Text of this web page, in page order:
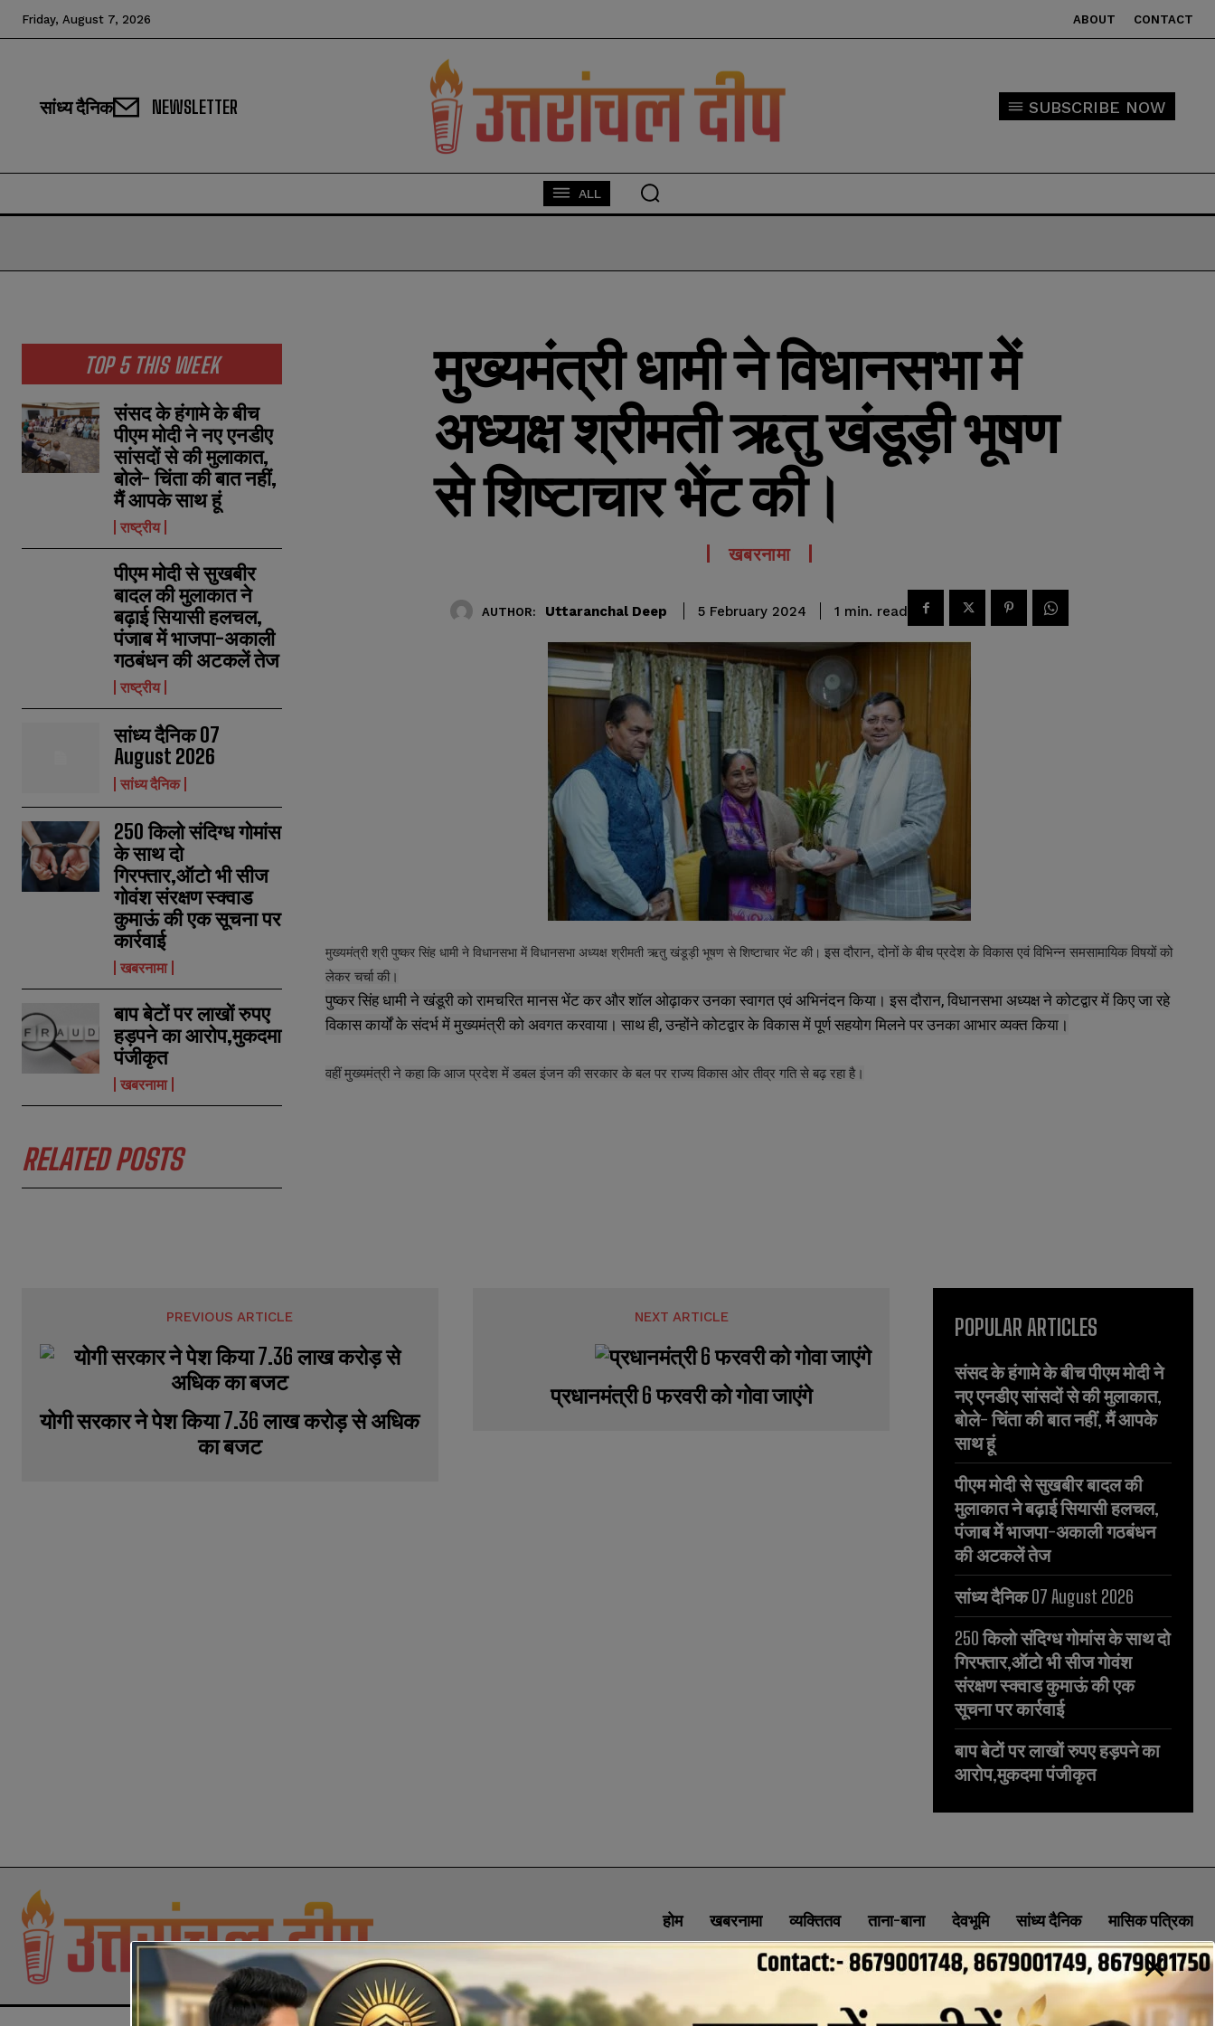
a
a
Friday, August 7, 2026 ABOUT CONTACT
सांध्य दैनिक NEWSLETTER SUBSCRIBE NOW
ALL
TOP 5 THIS WEEK
संसद के हंगामे के बीच
पीएम मोदी ने नए एनडीए
सांसदों से की मुलाकात,
बोले- चिंता की बात नहीं,
मैं आपके साथ हूं
राष्ट्रीय
पीएम मोदी से सुखबीर
बादल की मुलाकात ने
बढ़ाई सियासी हलचल,
पंजाब में भाजपा-अकाली
गठबंधन की अटकलें तेज
राष्ट्रीय
सांध्य दैनिक 07
August 2026
सांध्य दैनिक
250 किलो संदिग्ध गोमांस
के साथ दो
गिरफ्तार,ऑटो भी सीज
गोवंश संरक्षण स्क्वाड
कुमाऊं की एक सूचना पर
कार्रवाई
खबरनामा
बाप बेटों पर लाखों रुपए
हड़पने का आरोप,मुकदमा
पंजीकृत
खबरनामा
RELATED POSTS
मुख्यमंत्री धामी ने विधानसभा में
अध्यक्ष श्रीमती ऋतु खंडूड़ी भूषण
से शिष्टाचार भेंट की।
खबरनामा
AUTHOR: Uttaranchal Deep 5 February 2024 1 min. read
मुख्यमंत्री श्री पुष्कर सिंह धामी ने विधानसभा में विधानसभा अध्यक्ष श्रीमती ऋतु खंडूड़ी भूषण से शिष्टाचार भेंट की। इस दौरान, दोनों के बीच प्रदेश के विकास एवं विभिन्न समसामायिक विषयों को
लेकर चर्चा की।
पुष्कर सिंह धामी ने खंडूरी को रामचरित मानस भेंट कर और शॉल ओढ़ाकर उनका स्वागत एवं अभिनंदन किया। इस दौरान, विधानसभा अध्यक्ष ने कोटद्वार में किए जा रहे
विकास कार्यों के संदर्भ में मुख्यमंत्री को अवगत करवाया। साथ ही, उन्होंने कोटद्वार के विकास में पूर्ण सहयोग मिलने पर उनका आभार व्यक्त किया।
वहीं मुख्यमंत्री ने कहा कि आज प्रदेश में डबल इंजन की सरकार के बल पर राज्य विकास ओर तीव्र गति से बढ़ रहा है।
PREVIOUS ARTICLE
योगी सरकार ने पेश क‍िया 7.36 लाख करोड़ से अधि‍क
का बजट
NEXT ARTICLE
प्रधानमंत्री 6 फरवरी को गोवा जाएंगे
POPULAR ARTICLES
संसद के हंगामे के बीच पीएम मोदी ने
नए एनडीए सांसदों से की मुलाकात,
बोले- चिंता की बात नहीं, मैं आपके
साथ हूं
पीएम मोदी से सुखबीर बादल की
मुलाकात ने बढ़ाई सियासी हलचल,
पंजाब में भाजपा-अकाली गठबंधन
की अटकलें तेज
सांध्य दैनिक 07 August 2026
250 किलो संदिग्ध गोमांस के साथ दो
गिरफ्तार,ऑटो भी सीज गोवंश
संरक्षण स्क्वाड कुमाऊं की एक
सूचना पर कार्रवाई
बाप बेटों पर लाखों रुपए हड़पने का
आरोप,मुकदमा पंजीकृत
होम खबरनामा व्यक्तितव ताना-बाना देवभूमि सांध्य दैनिक मासिक पत्रिका
ABOUT CONTACT PRIVACY POLICY NEWSLETTER